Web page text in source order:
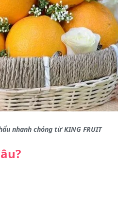
nhanh chóng từ KING FRUIT